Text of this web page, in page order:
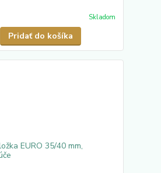
Skladom
Pridať do košíka